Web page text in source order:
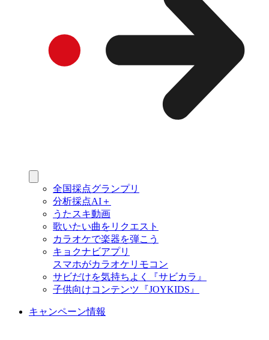
全国採点グランプリ
分析採点AI＋
うたスキ動画
歌いたい曲をリクエスト
カラオケで楽器を弾こう
キョクナビアプリ
スマホがカラオケリモコン
サビだけを気持ちよく『サビカラ』
子供向けコンテンツ『JOYKIDS』
キャンペーン情報